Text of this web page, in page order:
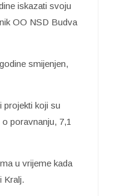
iskazati svoju
OO NSD Budva
smijenjen,
projekti koji su
poravnanju, 7,1
u vrijeme kada
Kralj.